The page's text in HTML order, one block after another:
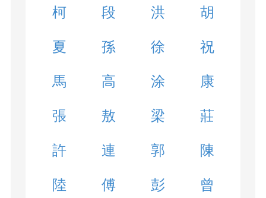
柯 段 洪 胡
夏 孫 徐 祝
馬 高 涂 康
張 敖 梁 莊
許 連 郭 陳
陸 傅 彭 曾